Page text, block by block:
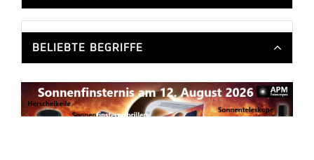
BELIEBTE BEGRIFFE